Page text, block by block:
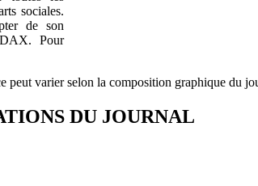
sociales.
de son
Pour
peut varier selon la composition graphique du
DU JOURNAL